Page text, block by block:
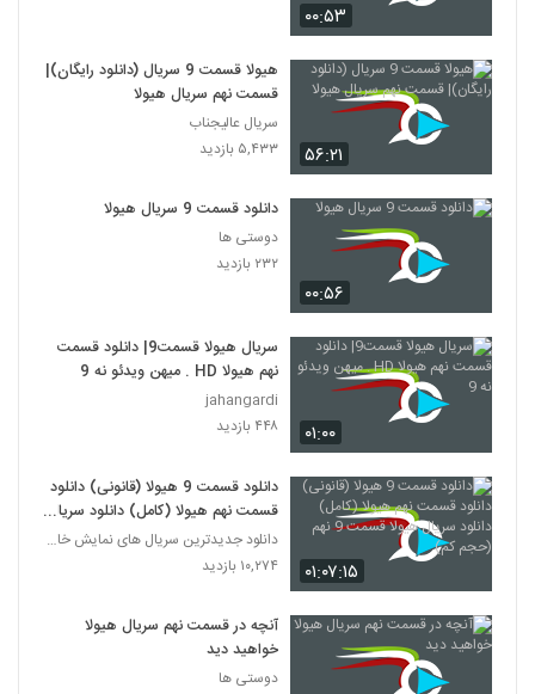
۰۰:۵۳
۵۶:۲۱
هیولا قسمت 9 سریال (دانلود رایگان)|
قسمت نهم سریال هیولا
سریال عالیجناب
۵,۴۳۳ بازدید
۰۰:۵۶
دانلود قسمت 9 سریال هیولا
دوستی ها
۲۳۲ بازدید
۰۱:۰۰
سریال هیولا قسمت9| دانلود قسمت
نهم هیولا HD . میهن ویدئو نه 9
jahangardi
۴۴۸ بازدید
۰۱:۰۷:۱۵
دانلود قسمت 9 هیولا (قانونی) دانلود
قسمت نهم هیولا (کامل) دانلود سریال
هیولا قسمت 9 نهم (حجم کم)
دانلود جدیدترین سریال های نمایش خانگی
۱۰,۲۷۴ بازدید
آنچه در قسمت نهم سریال هیولا
خواهید دید
دوستی ها